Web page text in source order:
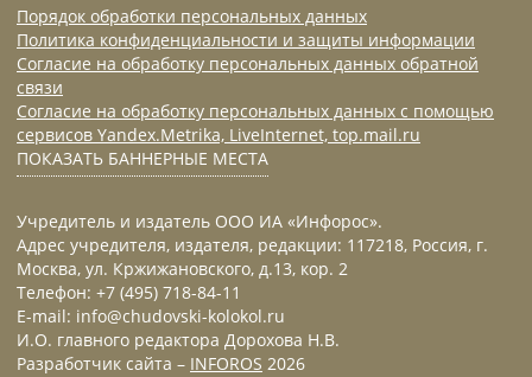
Порядок обработки персональных данных
Политика конфиденциальности и защиты информации
Согласие на обработку персональных данных обратной
связи
Согласие на обработку персональных данных с помощью
сервисов Yandex.Metrika, LiveInternet, top.mail.ru
ПОКАЗАТЬ БАННЕРНЫЕ МЕСТА
Учредитель и издатель ООО ИА «Инфорос».
Адрес учредителя, издателя, редакции: 117218, Россия, г.
Москва, ул. Кржижановского, д.13, кор. 2
Телефон: +7 (495) 718-84-11
E-mail: info@chudovski-kolokol.ru
И.О. главного редактора Дорохова Н.В.
Разработчик сайта – INFOROS 2026